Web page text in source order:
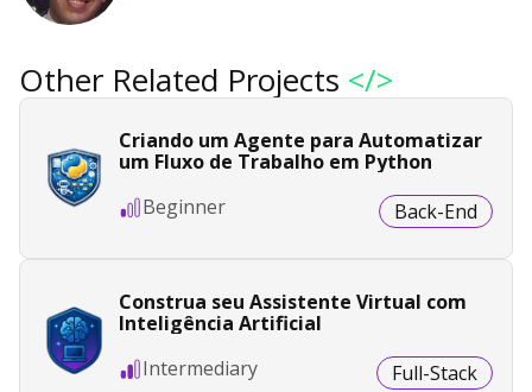
Other Related Projects </>
Criando um Agente para Automatizar
um Fluxo de Trabalho em Python
Beginner
Back-End
Construa seu Assistente Virtual com
Inteligência Artificial
Intermediary
Full-Stack